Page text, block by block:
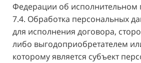
Федерации об исполнительном
7.4. Обработка персональных
для исполнения договора,
либо выгодоприобретателем
которому является субъект